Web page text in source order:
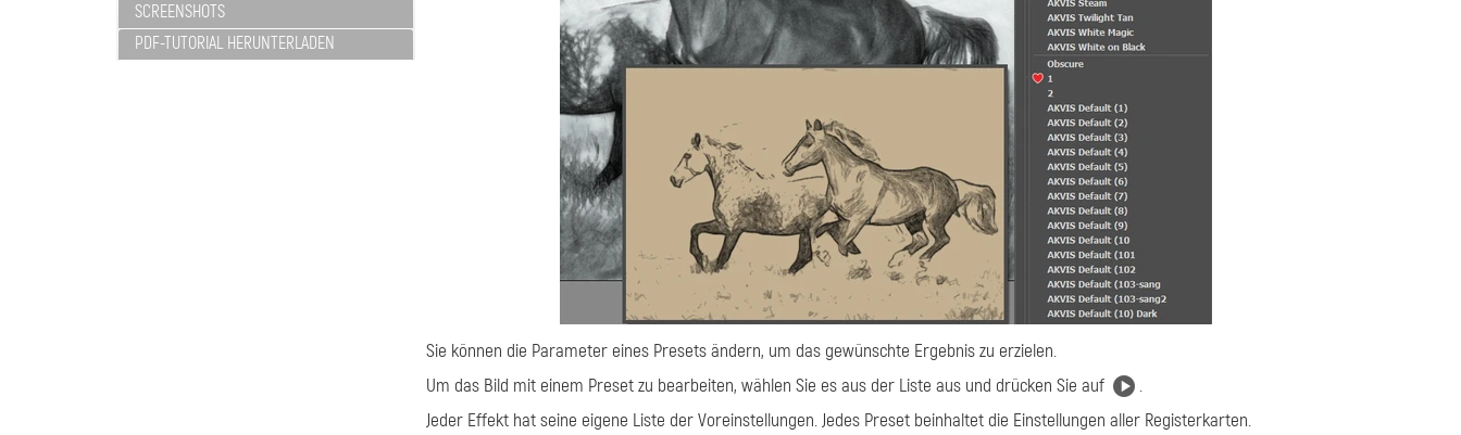
SCREENSHOTS
PDF-TUTORIAL HERUNTERLADEN
Sie können die Parameter eines Presets ändern, um das gewünschte Ergebnis zu erzielen.
Um das Bild mit einem Preset zu bearbeiten, wählen Sie es aus der Liste aus und drücken Sie auf
.
Jeder Effekt hat seine eigene Liste der Voreinstellungen. Jedes Preset beinhaltet die Einstellungen aller Registerkarten.